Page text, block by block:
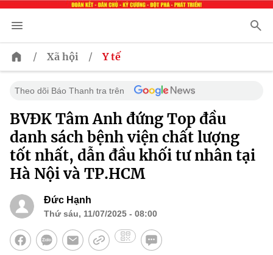
/ Xã hội / Y tế
Theo dõi Báo Thanh tra trên
BVĐK Tâm Anh đứng Top đầu
danh sách bệnh viện chất lượng
tốt nhất, dẫn đầu khối tư nhân tại
Hà Nội và TP.HCM
Đức Hạnh
Thứ sáu, 11/07/2025 - 08:00